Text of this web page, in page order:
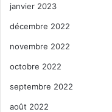
janvier 2023
décembre 2022
novembre 2022
octobre 2022
septembre 2022
août 2022